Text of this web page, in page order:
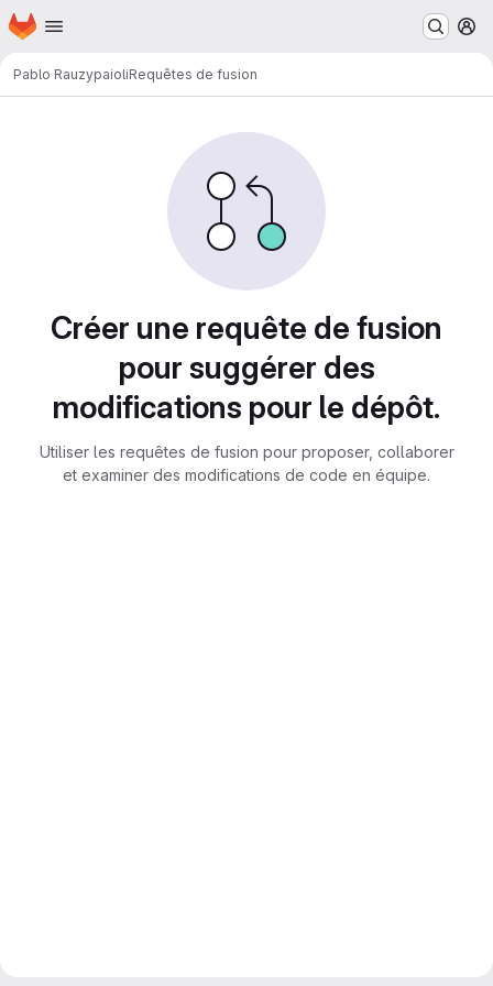
Passer au contenu principal
Page d'accueil
Pablo RauzypaioliRequêtes de fusion
Créer une requête de fusion
pour suggérer des
modifications pour le dépôt.
Utiliser les requêtes de fusion pour proposer, collaborer
et examiner des modifications de code en équipe.